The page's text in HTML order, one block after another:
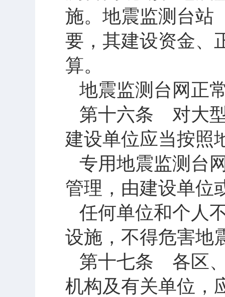
施。地震监测台站
要，其建设资金、
算。
地震监测台网正
第十六条 对大
建设单位应当按照
专用地震监测台
管理，由建设单位
任何单位和个人
设施，不得危害地
第十七条 各区
机构及有关单位，